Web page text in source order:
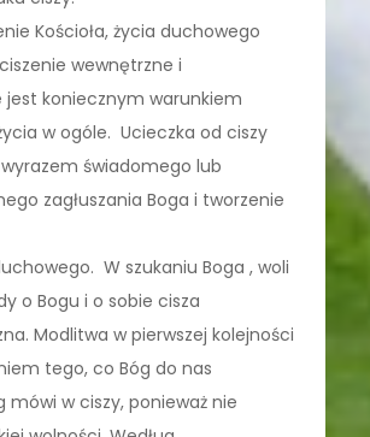
Kościoła, życia duchowego
wewnętrzne i
jest koniecznym warunkiem
w ogóle. Ucieczka od ciszy
świadomego lub
zagłuszania Boga i tworzenie
W szukaniu Boga , woli
o Bogu i o sobie cisza
Modlitwa w pierwszej kolejności
tego, co Bóg do nas
mówi w ciszy, ponieważ nie